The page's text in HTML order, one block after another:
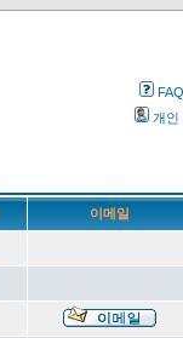
FAQ
개인
이메일